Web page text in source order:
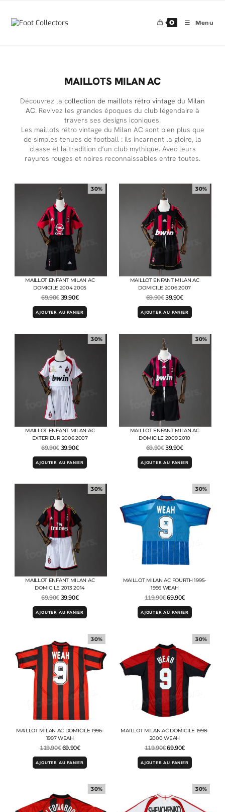
0 Menu
MAILLOTS MILAN AC
Découvrez la collection de maillots rétro vintage du Milan
AC. Revivez les grandes époques du club légendaire à
travers ses designs iconiques.
Les maillots rétro vintage du Milan AC sont bien plus que
de simples tenues de football : ils incarnent la gloire, la
classe et la tradition d’un club mythique. Avec leurs
rayures rouges et noires reconnaissables entre toutes.
30%
MAILLOT ENFANT MILAN AC
DOMICILE 2004 2005
69.90€ 39.90€
AJOUTER AU PANIER
30%
MAILLOT ENFANT MILAN AC
DOMICILE 2006 2007
69.90€39.90€
AJOUTER AU PANIER
30%
MAILLOT ENFANT MILAN AC
EXTERIEUR 2006 2007
69.90€ 39.90€
AJOUTER AU PANIER
30%
MAILLOT ENFANT MILAN AC
DOMICILE 2009 2010
69.90€39.90€
AJOUTER AU PANIER
30%
MAILLOT ENFANT MILAN AC
DOMICILE 2013 2014
69.90€ 39.90€
AJOUTER AU PANIER
30%
MAILLOT MILAN AC FOURTH 1995-
1996 WEAH
119.90€69.90€
AJOUTER AU PANIER
30%
MAILLOT MILAN AC DOMICILE 1996-
1997 WEAH
119.90€69.90€
AJOUTER AU PANIER
30%
MAILLOT MILAN AC DOMICILE 1998-
2000 WEAH
119.90€69.90€
AJOUTER AU PANIER
30% 30%